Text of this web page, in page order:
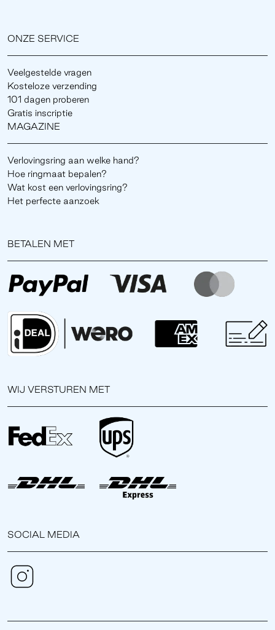
ONZE SERVICE
Veelgestelde vragen
Kosteloze verzending
101 dagen proberen
Gratis inscriptie
MAGAZINE
Verlovingsring aan welke hand?
Hoe ringmaat bepalen?
Wat kost een verlovingsring?
Het perfecte aanzoek
BETALEN MET
WIJ VERSTUREN MET
SOCIAL MEDIA